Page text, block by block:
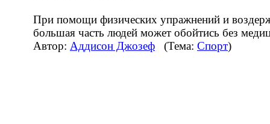
При помощи физических упражнений и
большая часть людей может обойтись без
Автор: Аддисон Джозеф (Тема: Спорт)